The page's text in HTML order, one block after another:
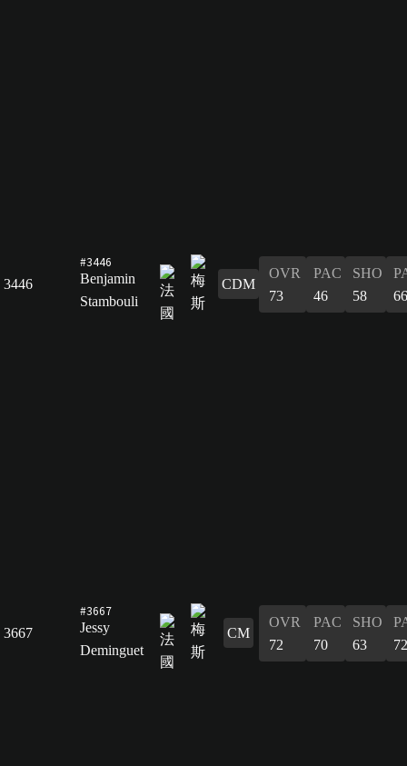
3446
#3446
Benjamin
Stambouli
CDM
OVR
73
PAC
46
SHO
58
66
3667
#3667
Jessy
Deminguet
CM
OVR
72
PAC
70
SHO
63
72